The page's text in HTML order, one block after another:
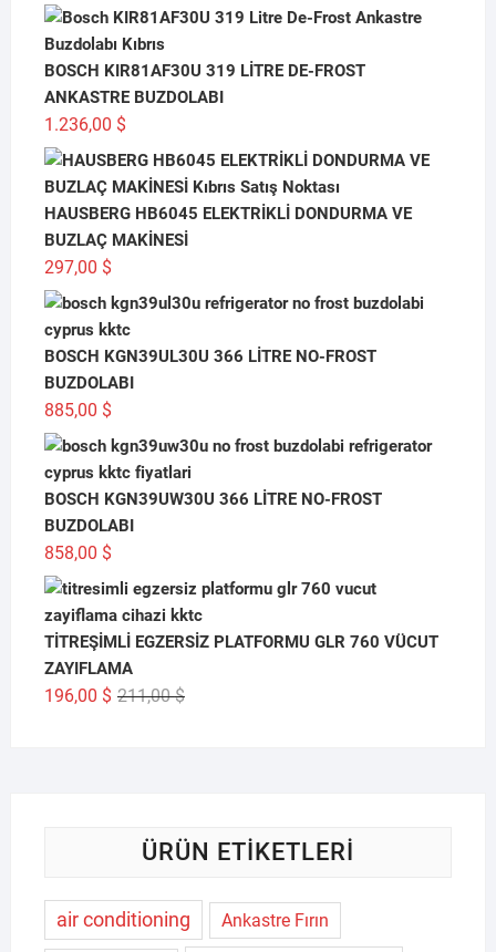
BOSCH KIR81AF30U 319 LİTRE DE-FROST
ANKASTRE BUZDOLABI
1.236,00 $
HAUSBERG HB6045 ELEKTRİKLİ DONDURMA VE
BUZLAÇ MAKİNESİ
297,00 $
BOSCH KGN39UL30U 366 LİTRE NO-FROST
BUZDOLABI
885,00 $
BOSCH KGN39UW30U 366 LİTRE NO-FROST
BUZDOLABI
858,00 $
TİTREŞİMLİ EGZERSİZ PLATFORMU GLR 760 VÜCUT
ZAYIFLAMA
211,00$Orijinal
196,00 $
Şu
ÜRÜN ETIKETLERI
air conditioning Ankastre Fırın